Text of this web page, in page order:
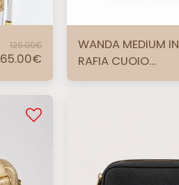
129.00€
65.00€
WANDA MEDIUM IN
RAFIA CUOIO
HARDWARE ORO